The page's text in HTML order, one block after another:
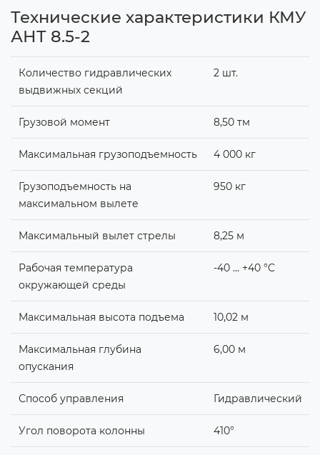
Технические характеристики КМУ
АНТ 8.5-2
Количество гидравлических
выдвижных секций
2 шт.
Грузовой момент 8,50 тм
Максимальная грузоподъемность 4 000 кг
Грузоподъемность на
максимальном вылете
950 кг
Максимальный вылет стрелы 8,25 м
Рабочая температура
окружающей среды
-40 … +40 °C
Максимальная высота подъема 10,02 м
Максимальная глубина
опускания
6,00 м
Способ управления Гидравлический
Угол поворота колонны 410°